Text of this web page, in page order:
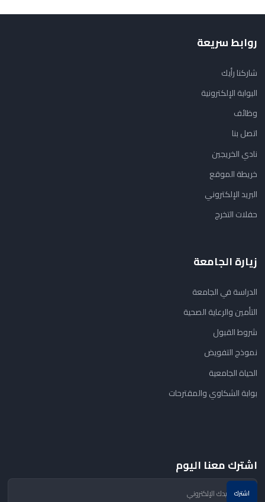
روابط سريعة
شاركنا رأيك
البوابة الإلكترونية
وظائف
اتصل بنا
نادي الخريجين
خريطة الموقع
البريد الإلكتروني
حفلات التخرج
زيارة الجامعة
الدراسة في الجامعة
التأمين والرعاية الصحية
شروط القبول
نموذج التفويض
الحياة الجامعية
بوابة الشكاوي والمقترحات
اشترك معنا اليوم